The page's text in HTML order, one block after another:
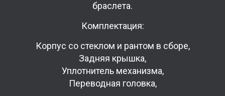
браслета.
Комплектация:
Корпус со стеклом и рантом в сборе,
Задняя крышка,
Уплотнитель механизма,
Переводная головка,